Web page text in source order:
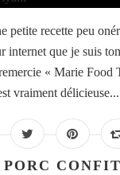
petite recette peu
internet que je suis
« Marie Food
vraiment délicieuse...